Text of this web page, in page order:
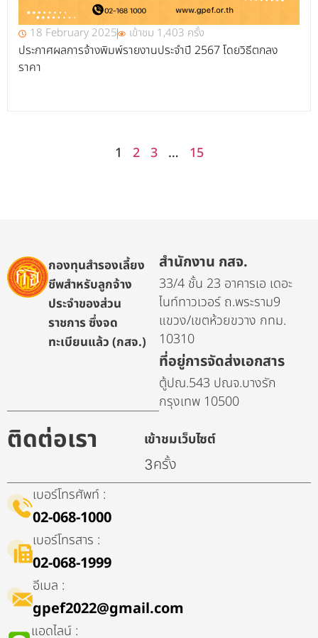
18 February 2025 เข้าชม 1,403 ครั้ง
ประกาศผลการจ้างพิมพ์รายงานประจำปี 2567 โดยวิธีตกลง
ราคา
1 2 3 … 15
กองทุนสำรองเลี้ยง
ชีพสำหรับลูกจ้าง
ประจำของส่วน
ราชการ ซึ่งจด
ทะเบียนแล้ว (กสจ.)
สำนักงาน กสจ.
33/4 ชั้น 23 อาคารเอ เดอะ
ไนท์ทาวเวอร์ ถ.พระราม9
แขวง/เขตห้วยขวาง กทม.
10310
ที่อยู่การจัดส่งเอกสาร
ตู้ปณ.543 ปณจ.บางรัก
กรุงเทพ 10500
ติดต่อเรา เข้าชมเว็บไซต์
3ครั้ง
เบอร์โทรศัพท์ :
02-068-1000
เบอร์โทรสาร :
02-068-1999
อีเมล :
gpef2022@gmail.com
แอดไลน์ :